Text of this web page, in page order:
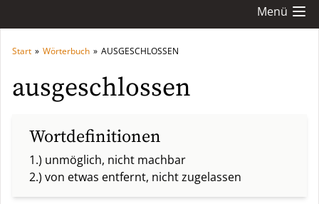
Menü
Start » Wörterbuch » AUSGESCHLOSSEN
ausgeschlossen
Wortdefinitionen
1.) unmöglich, nicht machbar
2.) von etwas entfernt, nicht zugelassen